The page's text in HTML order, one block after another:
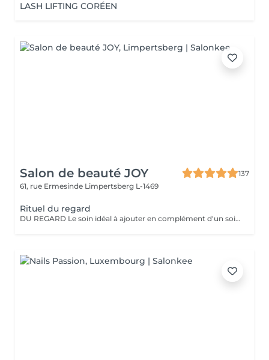
LASH LIFTING CORÉEN
Salon de beauté JOY
137
61, rue Ermesinde Limpertsberg L-1469
Rituel du regard
DU REGARD Le soin idéal à ajouter en complément d'un soin du visage. Le rituel du regard, qu'il soit pratiqué seul ou en complément d'un soin, offre un effet revitalisant et drainant grâce à des techniques de massage manuelles et au gua sha spécialement adapté à la zone du contour des yeux.